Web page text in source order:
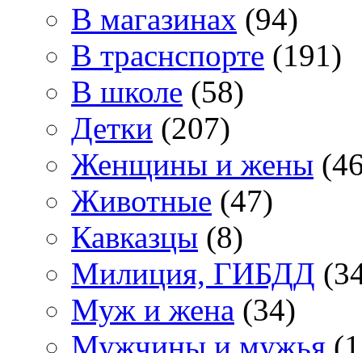
В магазинах (94)
В траснспорте (191)
В школе (58)
Детки (207)
Женщины и жены
Животные (47)
Кавказцы (8)
Милиция, ГИБДД
Муж и жена (34)
Мужчины и мужья